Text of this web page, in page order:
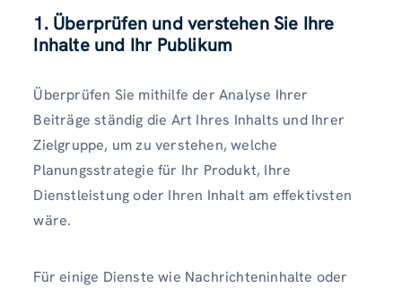
1. Überprüfen und verstehen Sie Ihre
Inhalte und Ihr Publikum
Überprüfen Sie mithilfe der Analyse Ihrer
Beiträge ständig die Art Ihres Inhalts und Ihrer
Zielgruppe, um zu verstehen, welche
Planungsstrategie für Ihr Produkt, Ihre
Dienstleistung oder Ihren Inhalt am effektivsten
wäre.
Für einige Dienste wie Nachrichteninhalte oder